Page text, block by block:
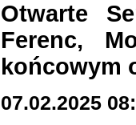
Otwarte
Ferenc,
końcowym
07.02.2025